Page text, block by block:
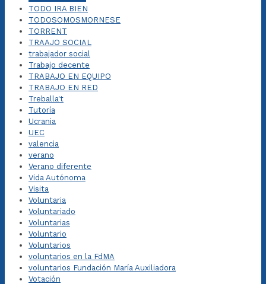
TODO IRA BIEN
TODOSOMOSMORNESE
TORRENT
TRAAJO SOCIAL
trabajador social
Trabajo decente
TRABAJO EN EQUIPO
TRABAJO EN RED
Treballa't
Tutoría
Ucrania
UEC
valencia
verano
Verano diferente
Vida Autónoma
Visita
Voluntaria
Voluntariado
Voluntarias
Voluntario
Voluntarios
voluntarios en la FdMA
voluntarios Fundación María Auxiliadora
Votación